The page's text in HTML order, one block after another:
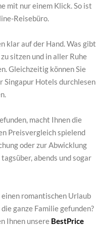
mit nur einem Klick. So ist
Reisebüro.
klar auf der Hand. Was gibt
sitzen und in aller Ruhe
Gleichzeitig können Sie
Singapur Hotels durchlesen
macht Ihnen die
Preisvergleich spielend
oder zur Abwicklung
abends und sogar
einen romantischen Urlaub
ganze Familie gefunden?
Ihnen unsere BestPrice